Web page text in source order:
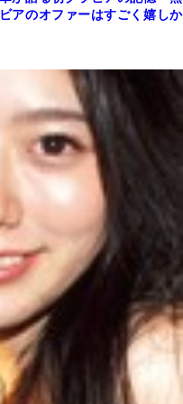
アのオファーはすごく嬉しか